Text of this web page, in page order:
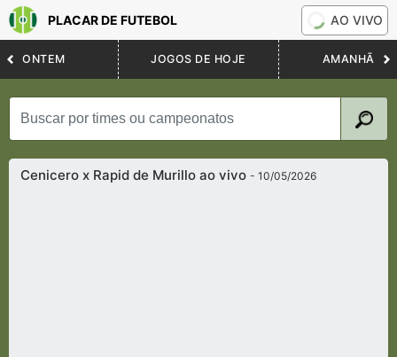
PLACAR DE FUTEBOL AO VIVO
ONTEM JOGOS DE HOJE AMANHÃ
Cenicero x Rapid de Murillo ao vivo- 10/05/2026